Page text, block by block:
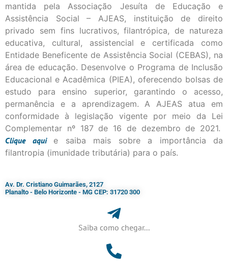
mantida pela Associação Jesuíta de Educação e
Assistência Social – AJEAS, instituição de direito
privado sem fins lucrativos, filantrópica, de natureza
educativa, cultural, assistencial e certificada como
Entidade Beneficente de Assistência Social (CEBAS), na
área de educação. Desenvolve o Programa de Inclusão
Educacional e Acadêmica (PIEA), oferecendo bolsas de
estudo para ensino superior, garantindo o acesso,
permanência e a aprendizagem. A AJEAS atua em
conformidade à legislação vigente por meio da Lei
Complementar nº 187 de 16 de dezembro de 2021.
Cliqueaqui
e saiba mais sobre a importância da
filantropia (imunidade tributária) para o país.
Av. Dr. Cristiano Guimarães, 2127
Planalto - Belo Horizonte - MG CEP: 31720 300
Saiba como chegar...